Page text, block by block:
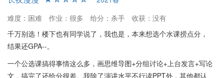
难度：困难
作业：很多 给分：杀手
收获：没有
千万别选！楼下也有同学说了，我也是，本来想选个水课捞点分，
结果还GPA--。
一个公选课搞得事情这么多，画思维导图+分组讨论+上台发言+写论
文，搞完了还给分很差。我除了演讲水平不行读PPT外，其他都认